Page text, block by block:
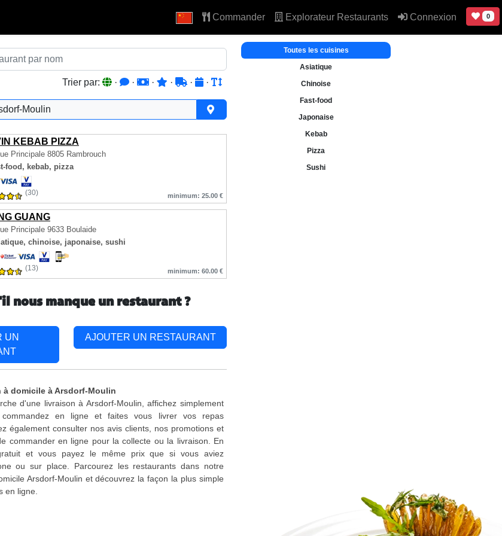
Commander Explorateur Restaurants Connexion 0
Trier par: · · · · · ·
Moulin
KEBAB PIZZA
Principale 8805 Rambrouch
food, kebab, pizza
(30) minimum: 25.00 €
GUANG
Principale 9633 Boulaide
chinoise, japonaise, sushi
(13) minimum: 60.00 €
Toutes les cuisines
Asiatique
Chinoise
Fast-food
Japonaise
Kebab
Pizza
Sushi
nous manque un restaurant ?
UN
AJOUTER UN RESTAURANT
à domicile à Arsdorf-Moulin
d'une livraison à Arsdorf-Moulin, affichez simplement
commandez en ligne et faites vous livrer vos repas
également consulter nos avis clients, nos promotions et
commander en ligne pour la collecte ou la livraison. En
et vous payez le même prix que si vous aviez
ou sur place. Parcourez les restaurants dans notre
Arsdorf-Moulin et découvrez la façon la plus simple
en ligne.